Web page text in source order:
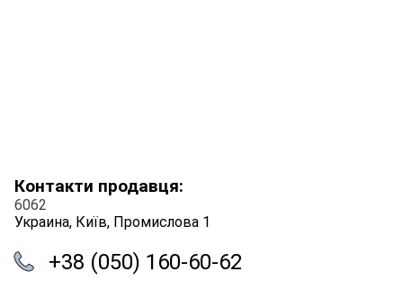
Контакти продавця:
6062
Украина, Київ, Промислова 1
+38 (050) 160-60-62